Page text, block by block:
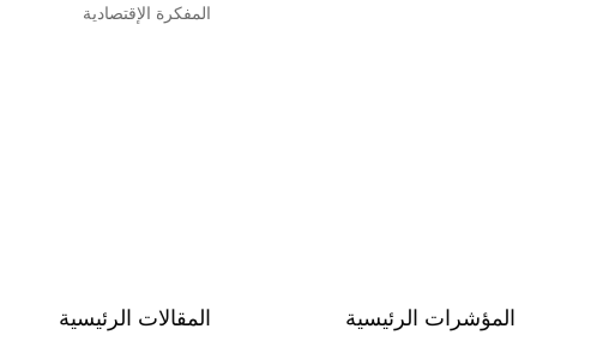
المفكرة الإقتصادية
المؤشرات الرئيسية المقالات الرئيسية